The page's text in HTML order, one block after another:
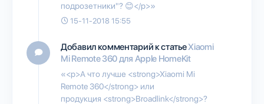
подрозетники"? 😊</p>»
15-11-2018 15:55
Добавил комментарий к статьеXiaomi
Mi Remote 360 для Apple HomeKit
«<p>А что лучше <strong>Xiaomi Mi
Remote 360</strong> или
продукция <strong>Broadlink</strong>?